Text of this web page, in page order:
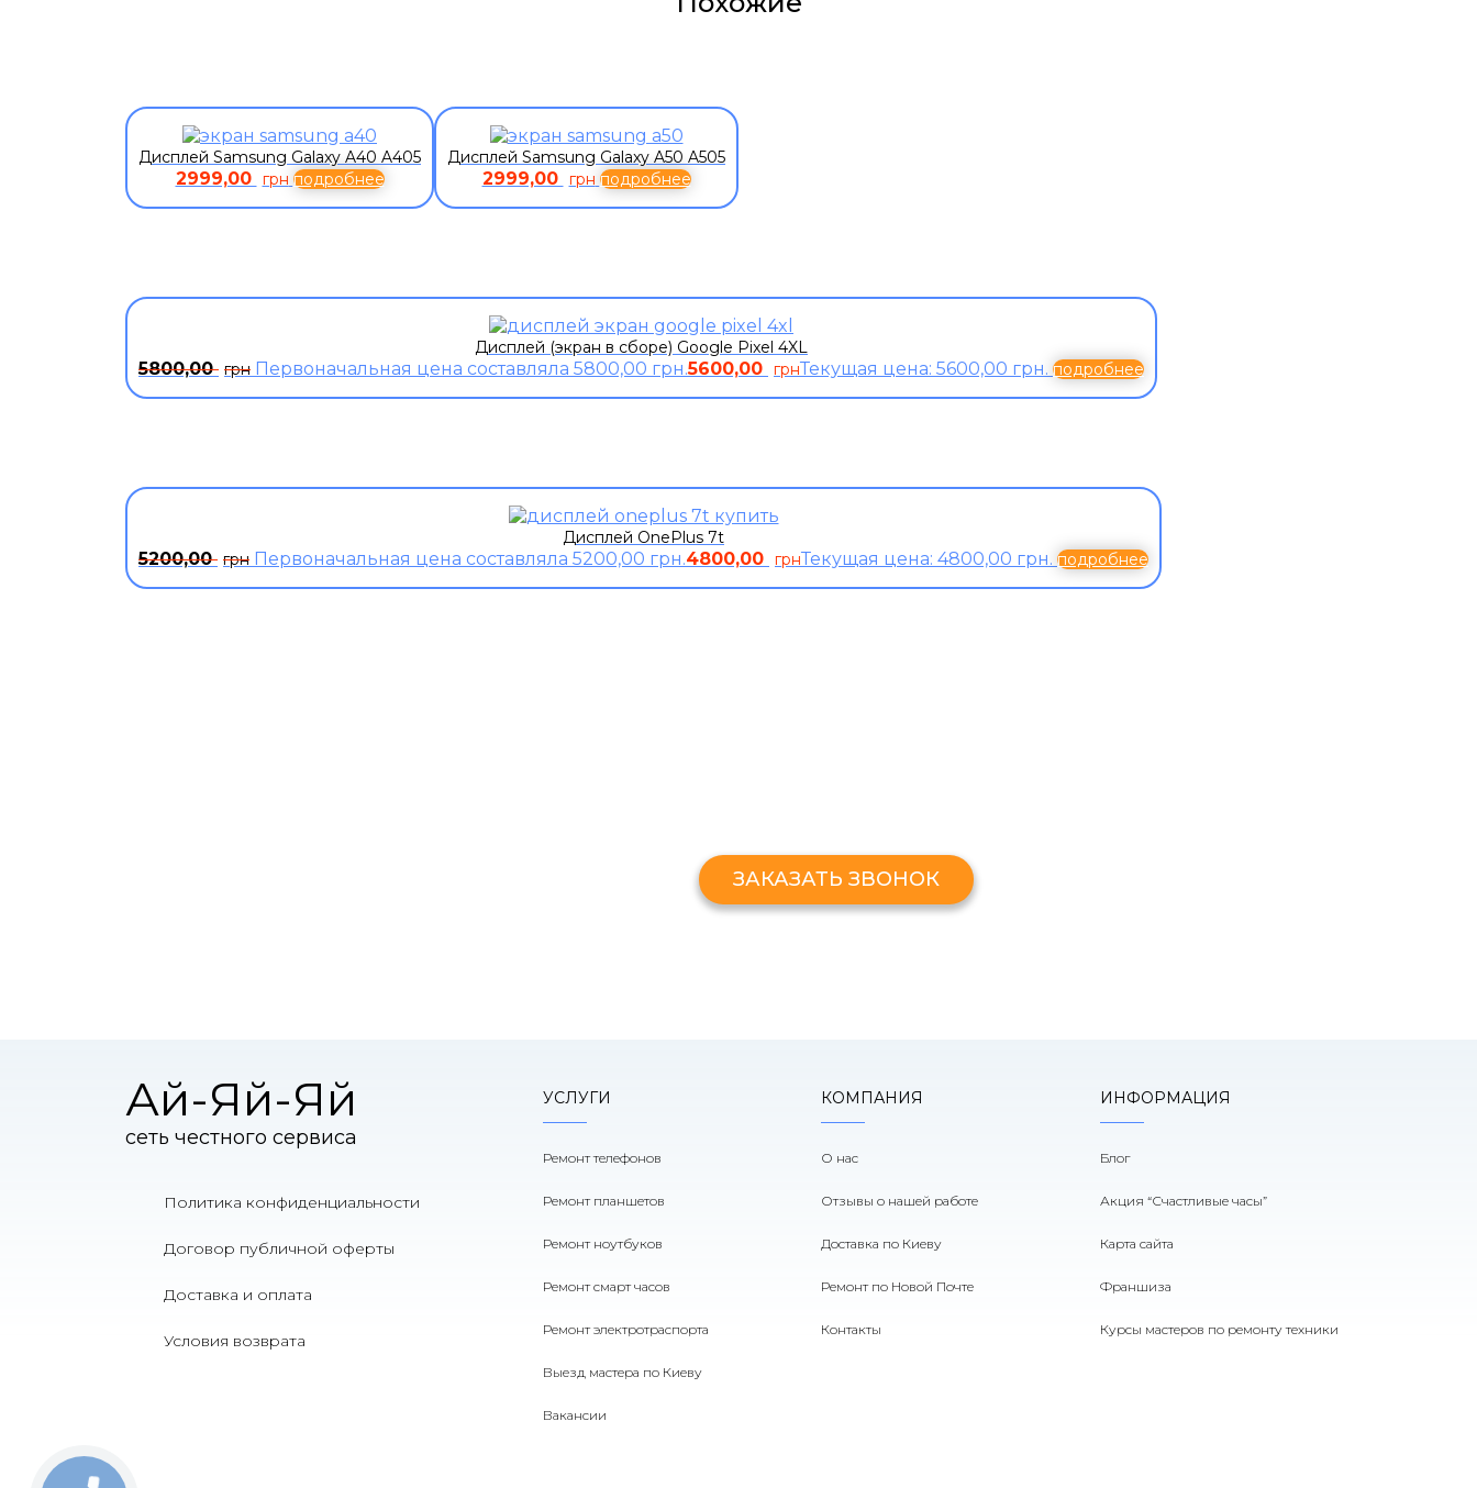
Дисплей Samsung Galaxy A40 A405
2999,00 грн подробнее
Дисплей Samsung Galaxy A50 A505
2999,00 грн подробнее
Дисплей (экран в сборе) Google Pixel 4XL
5800,00 грн Первоначальная цена составляла 5800,00 грн.5600,00 грнТекущая цена: 5600,00 грн. подробнее
Дисплей OnePlus 7t
5200,00 грн Первоначальная цена составляла 5200,00 грн.4800,00 грнТекущая цена: 4800,00 грн. подробнее
ЗАКАЗАТЬ ЗВОНОК
Ай-Яй-Яй
сеть честного сервиса
Политика конфиденциальности
Договор публичной оферты
Доставка и оплата
Условия возврата
УСЛУГИ
Ремонт телефонов
Ремонт планшетов
Ремонт ноутбуков
Ремонт смарт часов
Ремонт электротраспорта
Выезд мастера по Киеву
Вакансии
КОМПАНИЯ
О нас
Отзывы о нашей работе
Доставка по Киеву
Ремонт по Новой Почте
Контакты
ИНФОРМАЦИЯ
Блог
Акция “Счастливые часы”
Карта сайта
Франшиза
Курсы мастеров по ремонту техники